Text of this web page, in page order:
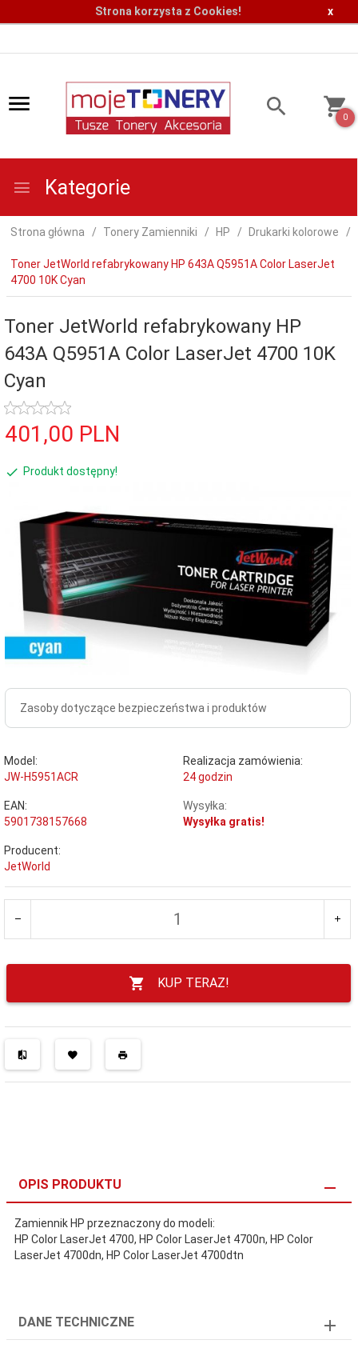
Strona korzysta z Cookies! x
0
Kategorie
Strona główna Tonery Zamienniki HP Drukarki kolorowe
Toner JetWorld refabrykowany HP 643A Q5951A Color LaserJet
4700 10K Cyan
Toner JetWorld refabrykowany HP
643A Q5951A Color LaserJet 4700 10K
Cyan
401,00 PLN
Produkt dostępny!
Zasoby dotyczące bezpieczeństwa i produktów
Model:
JW-H5951ACR
Realizacja zamówienia:
24 godzin
EAN:
5901738157668
Wysyłka:
Wysyłka gratis!
Producent:
JetWorld
KUP TERAZ!
OPIS PRODUKTU
Zamiennik HP przeznaczony do modeli:
HP Color LaserJet 4700, HP Color LaserJet 4700n, HP Color
LaserJet 4700dn, HP Color LaserJet 4700dtn
DANE TECHNICZNE